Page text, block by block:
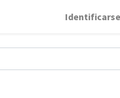
Identificarse